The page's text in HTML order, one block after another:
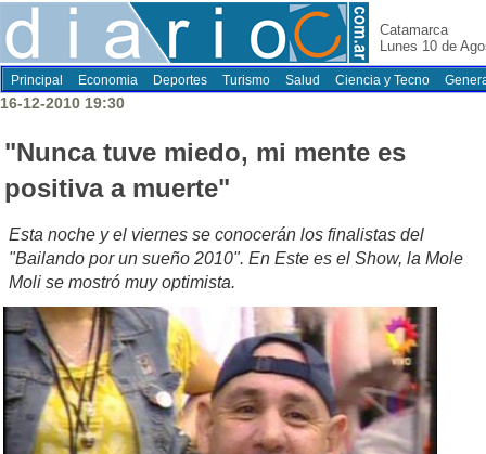
Catamarca
Lunes 10 de
Principal Economia Deportes Turismo Salud Ciencia y Tecno
16-12-2010 19:30
"Nunca tuve miedo, mi mente es
positiva a muerte"
Esta noche y el viernes se conocerán los finalistas del
"Bailando por un sueño 2010". En Este es el Show, la Mole
Moli se mostró muy optimista.